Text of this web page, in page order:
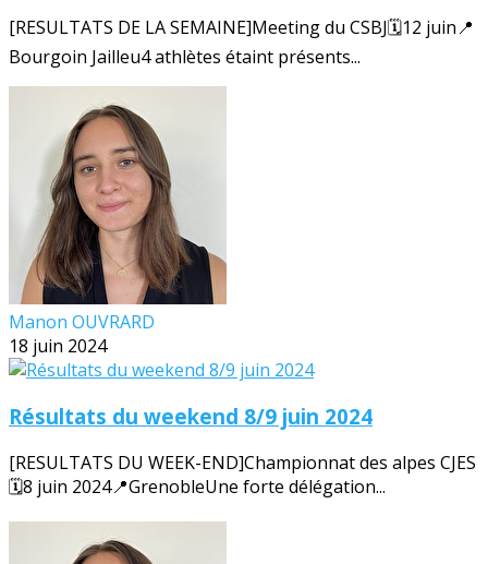
[RESULTATS DE LA SEMAINE]Meeting du CSBJ🗓️12 juin📍
Bourgoin Jailleu4 athlètes étaint présents...
Manon OUVRARD
18 juin 2024
Résultats du weekend 8/9 juin 2024
[RESULTATS DU WEEK-END]Championnat des alpes CJES
🗓️8 juin 2024📍GrenobleUne forte délégation...